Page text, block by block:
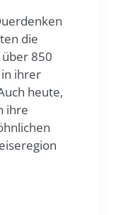
die
850
in ihrer
heute,
ihre